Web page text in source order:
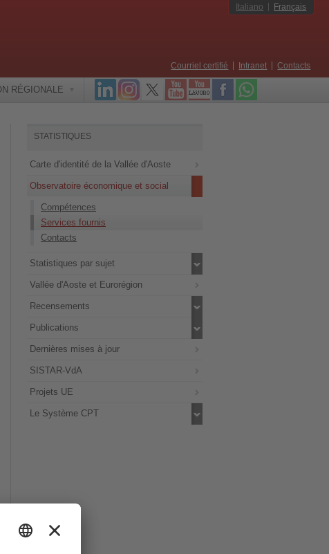
Italiano Français
Courriel certifié Intranet Contacts
RÉGIONALE
STATISTIQUES
Carte d'identité de la Vallée d'Aoste
Observatoire économique et social
Compétences
Services fournis
Contacts
Statistiques par sujet
Vallée d'Aoste et Eurorégion
Recensements
Publications
Dernières mises à jour
SISTAR-VdA
Projets UE
Le Système CPT